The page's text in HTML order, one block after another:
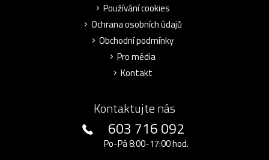
Používání cookies
Ochrana osobních údajů
Obchodní podmínky
Pro média
Kontakt
Kontaktujte nás
603 716 092
Po-Pá 8:00-17:00 hod.